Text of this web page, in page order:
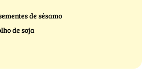
de sésamo
de soja